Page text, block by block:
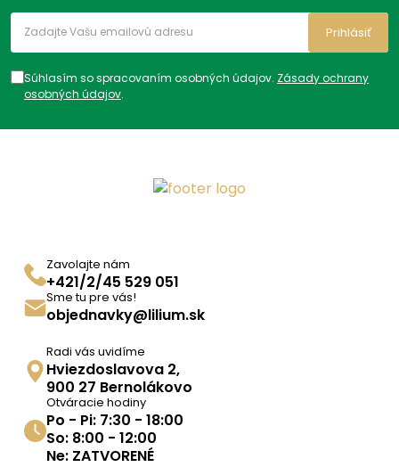
Súhlasím so spracovaním osobných údajov. Zásady ochrany
osobných údajov.
Prihlásiť
Zavolajte nám
+421/2/45 529 051
Sme tu pre vás!
objednavky@lilium.sk
Radi vás uvidíme
Hviezdoslavova 2,
900 27 Bernolákovo
Otváracie hodiny
Po - Pi: 7:30 - 18:00
So: 8:00 - 12:00
Ne: ZATVORENÉ